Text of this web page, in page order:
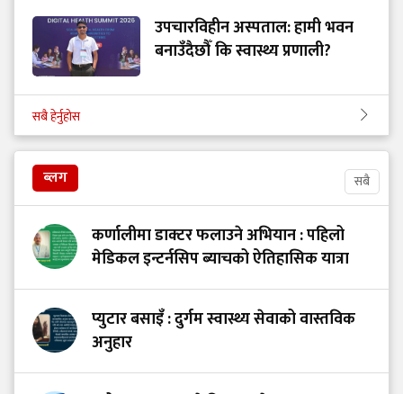
उपचारविहीन अस्पताल: हामी भवन
बनाउँदैछौँ कि स्वास्थ्य प्रणाली?
सबै हेर्नुहोस
ब्लग सबै
कर्णालीमा डाक्टर फलाउने अभियान : पहिलो
मेडिकल इन्टर्नसिप ब्याचको ऐतिहासिक यात्रा
प्युटार बसाइँ : दुर्गम स्वास्थ्य सेवाको वास्तविक
अनुहार